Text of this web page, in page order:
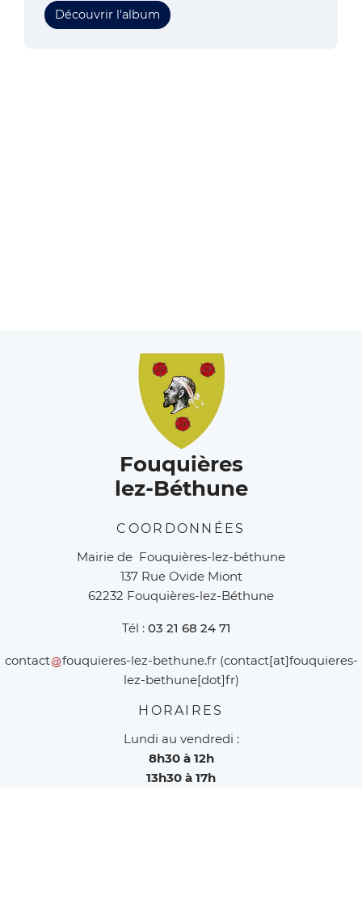
Découvrir l'album
Fouquières
lez-Béthune
COORDONNÉES
Mairie de Fouquières-lez-béthune
137 Rue Ovide Miont
62232 Fouquières-lez-Béthune
Tél : 03 21 68 24 71
contact fouquieres-lez-bethune.fr(contact[at]fouquieres-
lez-bethune[dot]fr)
HORAIRES
Lundi au vendredi :
8h30 à 12h
13h30 à 17h